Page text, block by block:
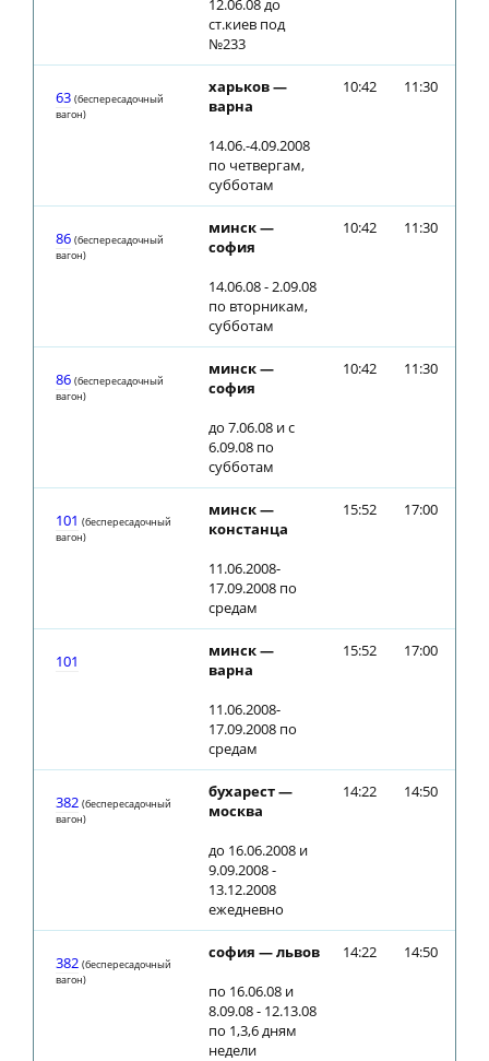
12.06.08 до
ст.киев под
№233
63 (беспересадочный
вагон)
харьков —
варна
14.06.-4.09.2008
по четвергам,
субботам
10:42 11:30
86 (беспересадочный
вагон)
минск —
софия
14.06.08 - 2.09.08
по вторникам,
субботам
10:42 11:30
86 (беспересадочный
вагон)
минск —
софия
до 7.06.08 и с
6.09.08 по
субботам
10:42 11:30
101 (беспересадочный
вагон)
минск —
констанца
11.06.2008-
17.09.2008 по
средам
15:52 17:00
101
минск —
варна
11.06.2008-
17.09.2008 по
средам
15:52 17:00
382 (беспересадочный
вагон)
бухарест —
москва
до 16.06.2008 и
9.09.2008 -
13.12.2008
ежедневно
14:22 14:50
382 (беспересадочный
вагон)
софия — львов
по 16.06.08 и
8.09.08 - 12.13.08
по 1,3,6 дням
недели
14:22 14:50